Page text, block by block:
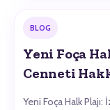
BLOG
Yeni Foça
Cenneti
Yeni Foça Halk Plajı: